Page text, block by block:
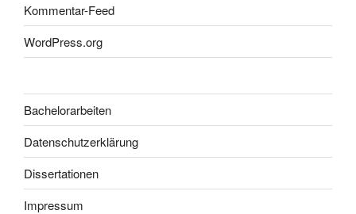
Kommentar-Feed
WordPress.org
Bachelorarbeiten
Datenschutzerklärung
Dissertationen
Impressum